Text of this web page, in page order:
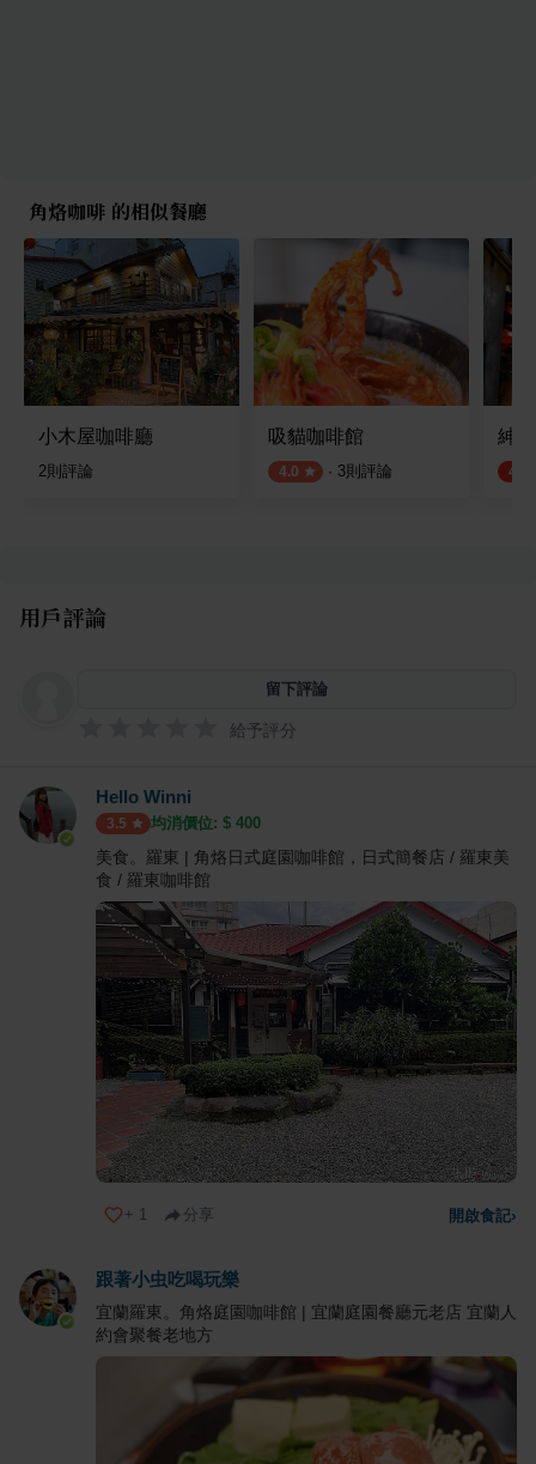
角烙咖啡 的相似餐廳
小木屋咖啡廳
2則評論
吸貓咖啡館
4.0 · 3則評論
紳
4.5
用戶評論
留下評論
給予評分
Hello Winni
3.5 均消價位: $ 400
美食。羅東 | 角烙日式庭園咖啡館，日式簡餐店 / 羅東美
食 / 羅東咖啡館
+ 1 分享 開啟食記›
跟著小虫吃喝玩樂
宜蘭羅東。角烙庭園咖啡館 | 宜蘭庭園餐廳元老店 宜蘭人
約會聚餐老地方